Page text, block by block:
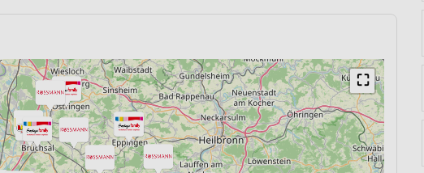
⛶